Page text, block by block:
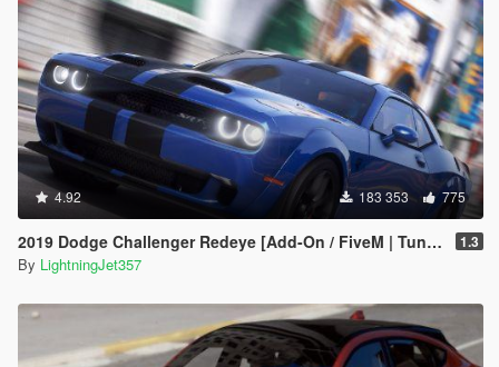
4.92 183 353 775
2019 Dodge Challenger Redeye [Add-On / FiveM | Tuning | Animated | Sounds | LODs] 1.3
By LightningJet357